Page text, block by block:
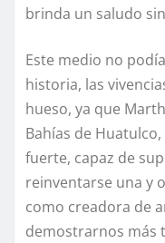
brinda un saludo
Este medio no
historia, las
hueso, ya que
Bahías de
fuerte, capaz de
reinventarse una y
como creadora de
demostrarnos más